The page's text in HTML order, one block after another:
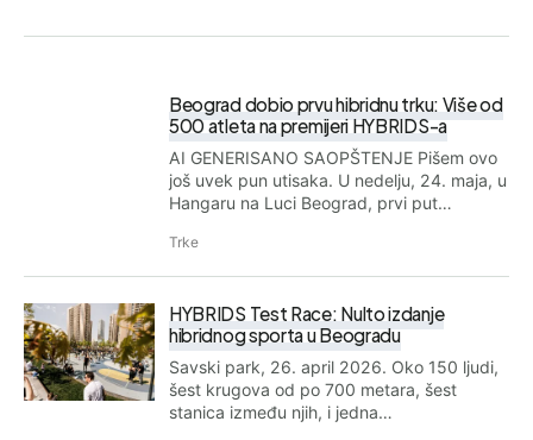
Beograd dobio prvu hibridnu trku: Više od
500 atleta na premijeri HYBRIDS-a
AI GENERISANO SAOPŠTENJE Pišem ovo
još uvek pun utisaka. U nedelju, 24. maja, u
Hangaru na Luci Beograd, prvi put…
Trke
HYBRIDS Test Race: Nulto izdanje
hibridnog sporta u Beogradu
Savski park, 26. april 2026. Oko 150 ljudi,
šest krugova od po 700 metara, šest
stanica između njih, i jedna…